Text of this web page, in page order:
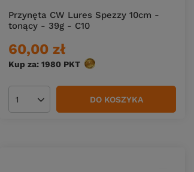
Przynęta CW Lures Spezzy 10cm -
tonący - 39g - C10
60,00 zł
Kup za: 1980 PKT punktów
Ilość produktów DO KOSZYKA